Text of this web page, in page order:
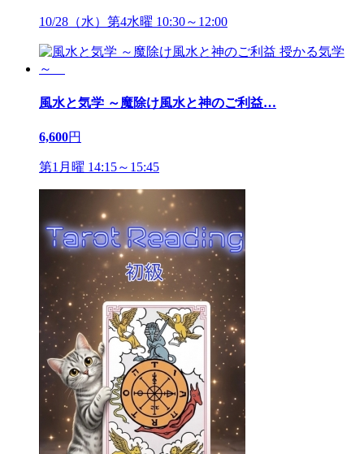
10/28（水）第4水曜 10:30～12:00
風水と気学 ～魔除け風水と神のご利益…
6,600円
第1月曜 14:15～15:45